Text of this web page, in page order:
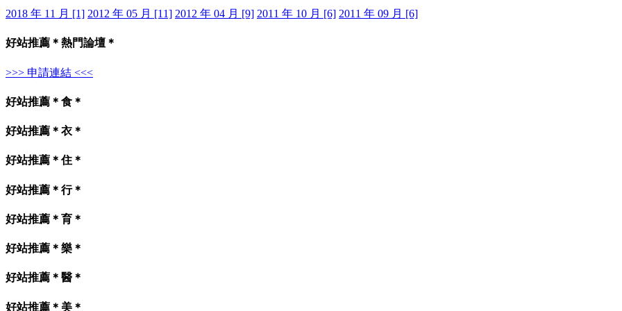
2018 年 11 月 [1] 2012 年 05 月 [11] 2012 年 04 月 [9] 2011 年 10 月 [6] 2011 年 09 月 [6]
好站推薦＊熱門論壇＊
>>> 申請連結 <<<
好站推薦＊食＊
好站推薦＊衣＊
好站推薦＊住＊
好站推薦＊行＊
好站推薦＊育＊
好站推薦＊樂＊
好站推薦＊醫＊
好站推薦＊美＊